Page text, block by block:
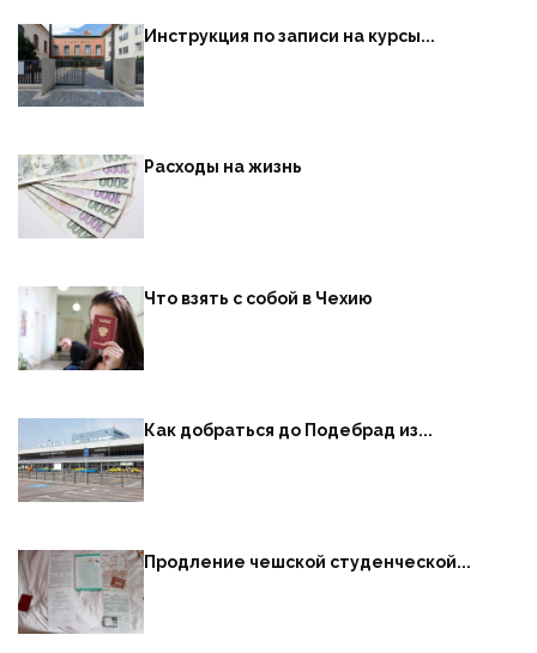
Инструкция по записи на курсы...
Расходы на жизнь
Что взять с собой в Чехию
Как добраться до Подебрад из...
Продление чешской студенческой...